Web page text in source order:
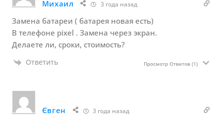
Михаил 3 года назад
Замена батареи ( батарея новая есть)
В телефоне pixel . Замена через экран.
Делаете ли, сроки, стоимость?
Ответить Просмотр Ответов(1)
Євген 3 года назад